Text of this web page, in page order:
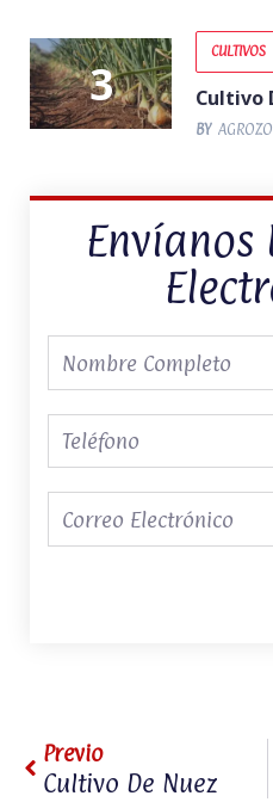
CULTIVOS
Cultivo
BY
Envíanos
Nombre
Completo
Teléfono
electrónico
Previo
Cultivo De Nuez